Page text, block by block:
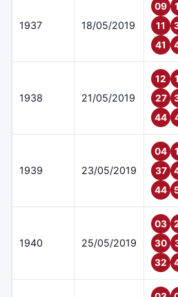
1937 18/05/2019
09
11
41
1938 21/05/2019
12
27
44
1939 23/05/2019
04
37
44
1940 25/05/2019
03
30
32